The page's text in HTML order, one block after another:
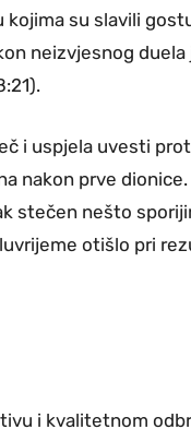
su slavili
neizvjesnog
i uspjela uvesti
nakon prve
stečen nešto
otišlo pri
i kvalitetnom